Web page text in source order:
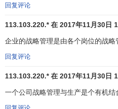
回复评论
113.103.220.* 在 2017年11月30日
企业的战略管理是由各个岗位的战略
回复评论
113.103.220.* 在 2017年11月30日
一个公司战略管理与生产是个有机结